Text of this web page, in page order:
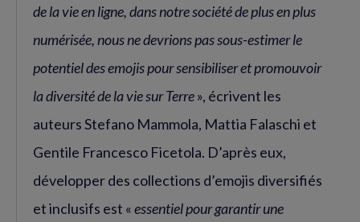
de la vie en ligne, dans notre société de plus en plus
numérisée, nous ne devrions pas sous-estimer le
potentiel des emojis pour sensibiliser et promouvoir
la diversité de la vie sur Terre», écrivent les
auteurs Stefano Mammola, Mattia Falaschi et
Gentile Francesco Ficetola. D’après eux,
développer des collections d’emojis diversifiés
et inclusifs est «essentiel pour garantir une